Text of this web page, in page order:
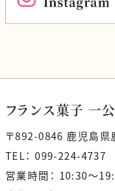
フランス菓子 一公
〒892-0846 鹿児島
TEL： 099-224-4737
営業時間： 10:30〜